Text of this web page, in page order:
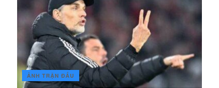
ẢNH TRẬN ĐẤU